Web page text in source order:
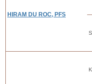
HIRAM DU ROC, PFS